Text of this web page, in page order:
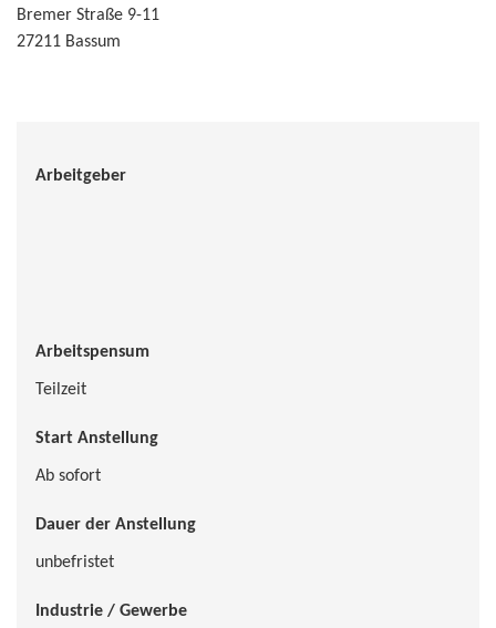
Bremer Straße 9-11
27211 Bassum
Arbeitgeber
Arbeitspensum
Teilzeit
Start Anstellung
Ab sofort
Dauer der Anstellung
unbefristet
Industrie / Gewerbe